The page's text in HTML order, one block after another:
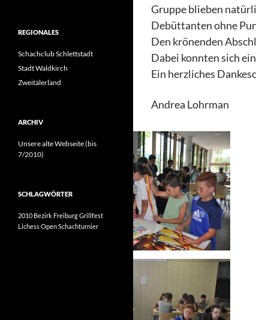
Gruppe blieben
Debüttanten ohne
Den krönenden
Dabei konnten sich
Ein herzliches
Andrea Lohrman
REGIONALES
Schachclub Schlettstadt
Stadt Waldkirch
Zweitälerland
ARCHIV
Unsere alte Webseite (bis
7/2010)
SCHLAGWÖRTER
2010 Bezirk FreiburgGrillfest
LichessOpenSchachturnier